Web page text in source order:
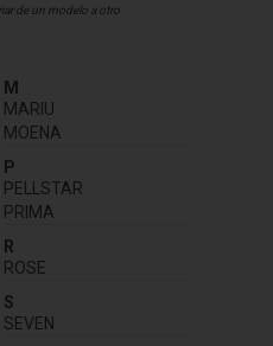
de un modelo a otro
M
MARIU
MOENA
P
PELLSTAR
PRIMA
R
ROSE
S
SEVEN